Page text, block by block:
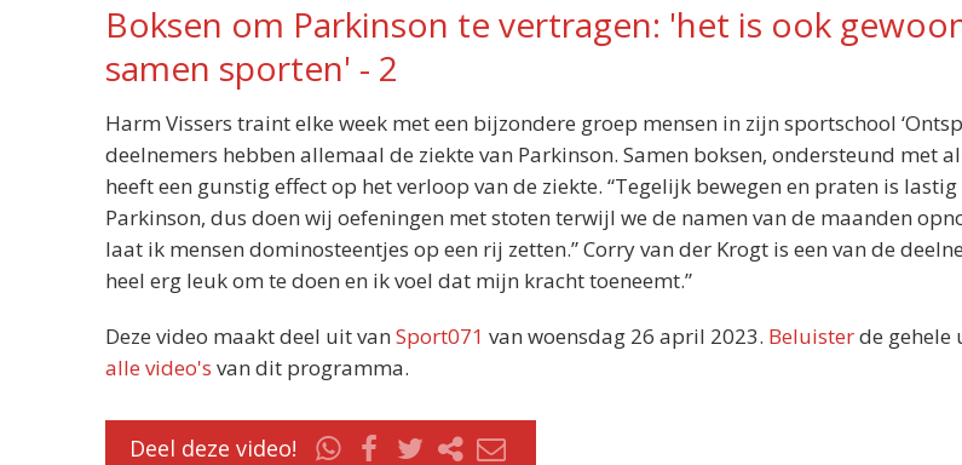
Boksen om Parkinson te vertragen: 'het is ook
samen sporten' - 2
Harm Vissers traint elke week met een bijzondere groep mensen in zijn sportschool
deelnemers hebben allemaal de ziekte van Parkinson. Samen boksen, ondersteund met
heeft een gunstig effect op het verloop van de ziekte. “Tegelijk bewegen en praten is
Parkinson, dus doen wij oefeningen met stoten terwijl we de namen van de maanden
laat ik mensen dominosteentjes op een rij zetten.” Corry van der Krogt is een van de
heel erg leuk om te doen en ik voel dat mijn kracht toeneemt.”
Deze video maakt deel uit van Sport071 van woensdag 26 april 2023. Beluisterde gehele
alle video's van dit programma.
Deel deze video!